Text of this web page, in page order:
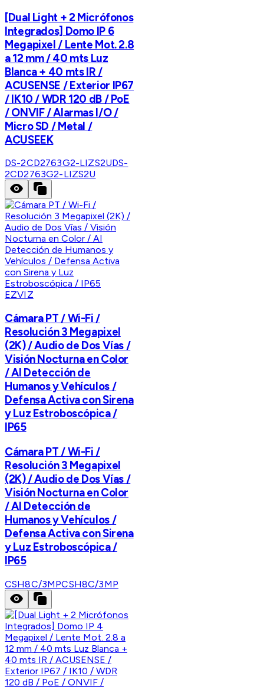
[Dual Light + 2 Micrófonos
Integrados] Domo IP 6
Megapixel / Lente Mot. 2.8
a 12 mm / 40 mts Luz
Blanca + 40 mts IR /
ACUSENSE / Exterior IP67
/ IK10 / WDR 120 dB / PoE
/ ONVIF / Alarmas I/O /
Micro SD / Metal /
ACUSEEK
DS-2CD2763G2-LIZS2UDS-
2CD2763G2-LIZS2U
EZVIZ
Cámara PT / Wi-Fi /
Resolución 3 Megapixel
(2K) / Audio de Dos Vías /
Visión Nocturna en Color
/ AI Detección de
Humanos y Vehículos /
Defensa Activa con Sirena
y Luz Estroboscópica /
IP65
Cámara PT / Wi-Fi /
Resolución 3 Megapixel
(2K) / Audio de Dos Vías /
Visión Nocturna en Color
/ AI Detección de
Humanos y Vehículos /
Defensa Activa con Sirena
y Luz Estroboscópica /
IP65
CSH8C/3MPCSH8C/3MP